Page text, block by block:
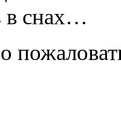
в снах…